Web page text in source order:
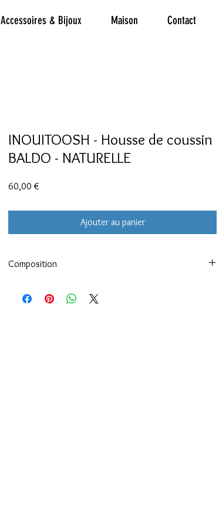
Accessoires & Bijoux Maison Contact
INOUITOOSH - Housse de coussin
BALDO - NATURELLE
60,00 €
Ajouter au panier
Composition